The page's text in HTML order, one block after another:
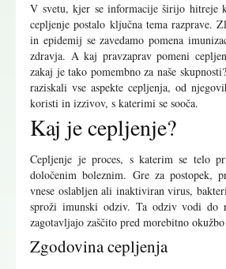
V svetu, kjer se informacije širijo hitreje
cepljenje postalo ključna tema razprave.
in epidemij se zavedamo pomena
zdravja. A kaj pravzaprav pomeni
zakaj je tako pomembno za naše
raziskali vse aspekte cepljenja, od
koristi in izzivov, s katerimi se sooča.
Kaj je cepljenje?
Cepljenje je proces, s katerim se telo
določenim boleznim. Gre za postopek,
vnese oslabljen ali inaktiviran virus,
sproži imunski odziv. Ta odziv vodi do
zagotavljajo zaščito pred morebitno
Zgodovina cepljenja